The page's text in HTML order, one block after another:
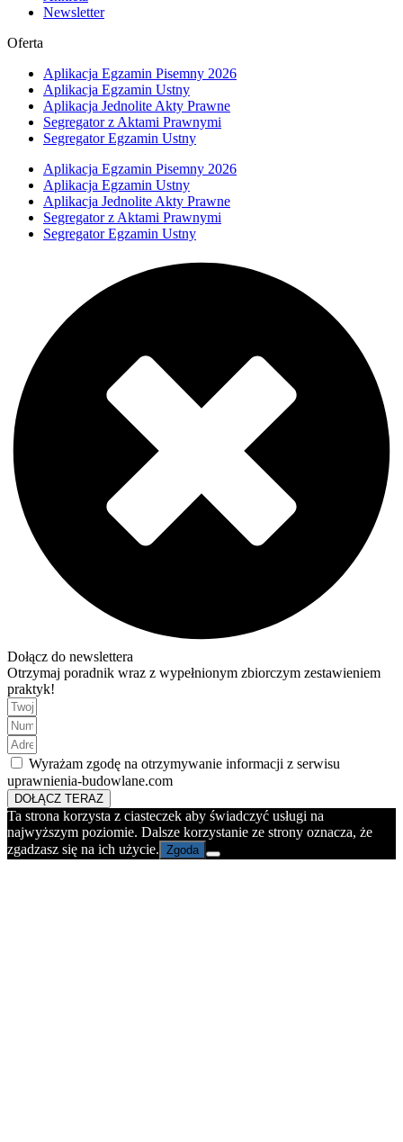
Newsletter
Oferta
Aplikacja Egzamin Pisemny 2026
Aplikacja Egzamin Ustny
Aplikacja Jednolite Akty Prawne
Segregator z Aktami Prawnymi
Segregator Egzamin Ustny
Aplikacja Egzamin Pisemny 2026
Aplikacja Egzamin Ustny
Aplikacja Jednolite Akty Prawne
Segregator z Aktami Prawnymi
Segregator Egzamin Ustny
Dołącz do newslettera
Otrzymaj poradnik wraz z wypełnionym zbiorczym zestawieniem
praktyk!
Wyrażam zgodę na otrzymywanie informacji z serwisu
uprawnienia-budowlane.com
DOŁĄCZ TERAZ
Ta strona korzysta z ciasteczek aby świadczyć usługi na
najwyższym poziomie. Dalsze korzystanie ze strony oznacza, że
zgadzasz się na ich użycie. Zgoda